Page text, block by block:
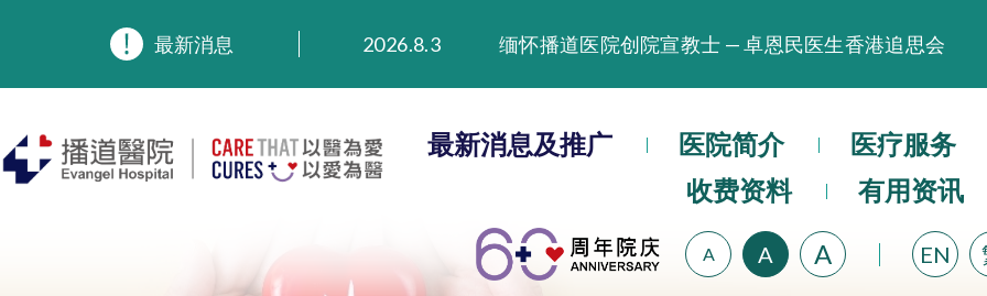
最新消息
2026.3.20
晚间门诊服务延长至晚上11时
2025.8.4
播道医院体检服务获客户正面评价
2025.7.21
播道医院手机App已推出查阅病歷记录及求诊资料功能
最新消息及推广 医院简介
医疗服务
收费资料
有用资讯
A A A EN